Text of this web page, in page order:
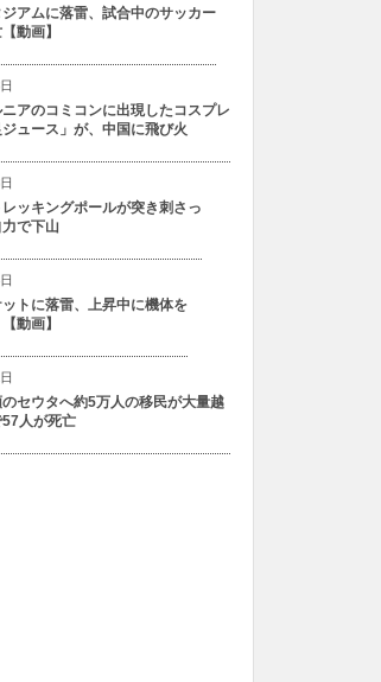
アムに落雷、試合中のサッカー
動画】
アのコミコンに出現したコスプレ
ュース」が、中国に飛び火
ッキングポールが突き刺さっ
で下山
トに落雷、上昇中に機体を
動画】
セウタへ約5万人の移民が大量越
人が死亡